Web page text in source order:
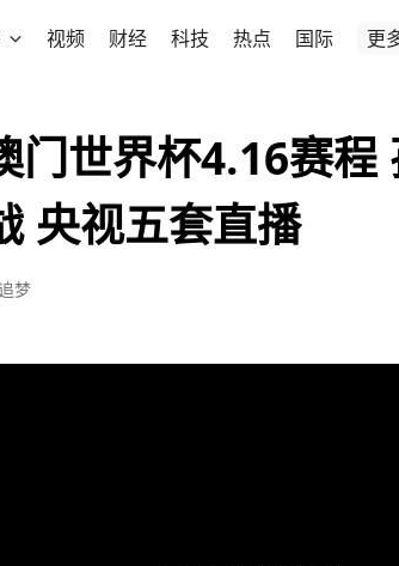
视频 财经 科技 热点 国际 更
门世界杯4.16赛程
央视五套直播
梦